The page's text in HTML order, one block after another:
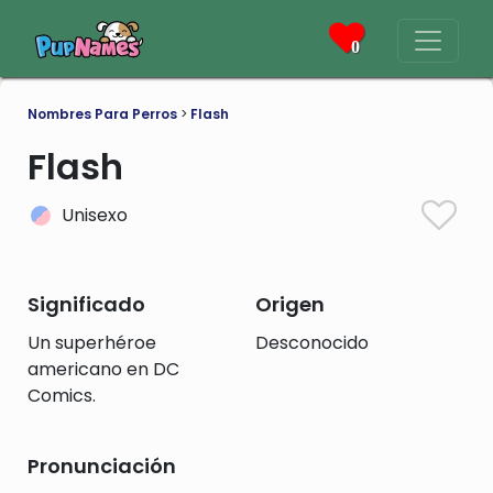
0
Nombres Para Perros > Flash
Flash
Unisexo
Significado
Un superhéroe
americano en DC
Comics.
Origen
Desconocido
Pronunciación